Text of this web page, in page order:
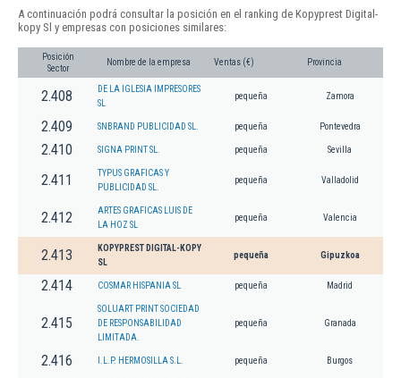
A continuación podrá consultar la posición en el ranking de Kopyprest Digital-
kopy Sl y empresas con posiciones similares:
Posición
Sector
Nombre de la empresa Ventas (€) Provincia
2.408
DE LA IGLESIA IMPRESORES
SL
pequeña Zamora
2.409 SNBRAND PUBLICIDAD SL. pequeña Pontevedra
2.410 SIGNA PRINT SL. pequeña Sevilla
2.411
TYPUS GRAFICAS Y
PUBLICIDAD SL.
pequeña Valladolid
2.412
ARTES GRAFICAS LUIS DE
LA HOZ SL
pequeña Valencia
2.413
KOPYPREST DIGITAL-KOPY
SL
pequeña Gipuzkoa
2.414 COSMAR HISPANIA SL pequeña Madrid
2.415
SOLUART PRINT SOCIEDAD
DE RESPONSABILIDAD
LIMITADA.
pequeña Granada
2.416 I.L.P. HERMOSILLA S.L. pequeña Burgos